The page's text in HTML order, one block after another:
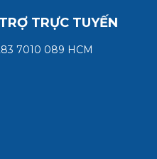
TRỰC TUYẾN
7010 089 HCM